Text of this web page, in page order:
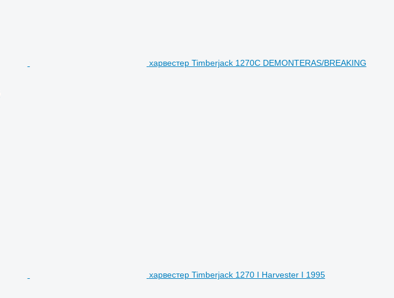
харвестер Timberjack 1270C DEMONTERAS/BREAKING
харвестер Timberjack 1270 I Harvester I 1995